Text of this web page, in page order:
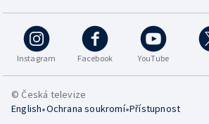
Instagram Facebook YouTube
© Česká televize
English•Ochrana soukromí•Přístupnost